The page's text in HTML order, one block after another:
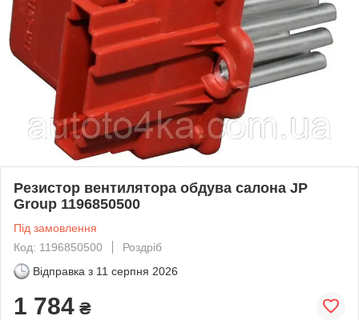
Резистор вентилятора обдува салона JP
Group 1196850500
Під замовлення
Код: 1196850500
Роздріб
Відправка з 11 серпня 2026
1 784 ₴